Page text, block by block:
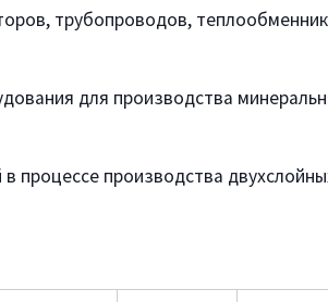
трубопроводов,
для производства
в процессе производства